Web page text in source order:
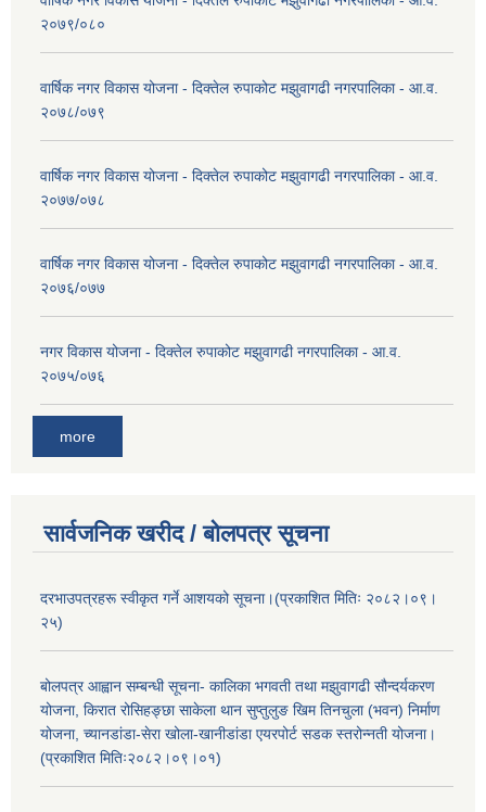
२०७९/०८०
वार्षिक नगर विकास योजना - दिक्तेल रुपाकोट मझुवागढी नगरपालिका - आ.व.
२०७८/०७९
वार्षिक नगर विकास योजना - दिक्तेल रुपाकोट मझुवागढी नगरपालिका - आ.व.
२०७७/०७८
वार्षिक नगर विकास योजना - दिक्तेल रुपाकोट मझुवागढी नगरपालिका - आ.व.
२०७६/०७७
नगर विकास योजना - दिक्तेल रुपाकोट मझुवागढी नगरपालिका - आ.व.
२०७५/०७६
more
सार्वजनिक खरीद / बोलपत्र सूचना
दरभाउपत्रहरू स्वीकृत गर्ने आशयको सूचना।(प्रकाशित मितिः २०८२।०९।
२५)
बोलपत्र आह्वान सम्बन्धी सूचना- कालिका भगवती तथा मझुवागढी सौन्दर्यकरण
योजना, किरात रोसिहङ्छा साकेला थान सुप्तुलुङ खिम तिनचुला (भवन) निर्माण
योजना, च्यानडांडा-सेरा खोला-खानीडांडा एयरपोर्ट सडक स्तरोन्नती योजना।
(प्रकाशित मितिः२०८२।०९।०१)